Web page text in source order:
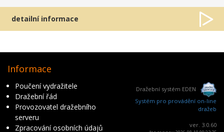
detailní informace
Informace
Poučení vydražitele
Dražební řád
Provozovatel dražebního
serveru
Zpracování osobních údajů
Dražební systém EDEN
Systém pro provádění on-line
dražeb
ver. 3.0.60